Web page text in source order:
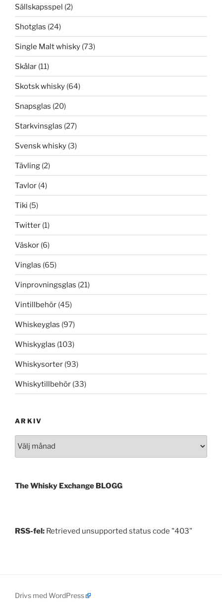
Sällskapsspel (2)
Shotglas (24)
Single Malt whisky (73)
Skålar (11)
Skotsk whisky (64)
Snapsglas (20)
Starkvinsglas (27)
Svensk whisky (3)
Tävling (2)
Tavlor (4)
Tiki (5)
Twitter (1)
Väskor (6)
Vinglas (65)
Vinprovningsglas (21)
Vintillbehör (45)
Whiskeyglas (97)
Whiskyglas (103)
Whiskysorter (93)
Whiskytillbehör (33)
ARKIV
The Whisky Exchange BLOGG
RSS-fel: Retrieved unsupported status code "403"
Drivs med WordPress